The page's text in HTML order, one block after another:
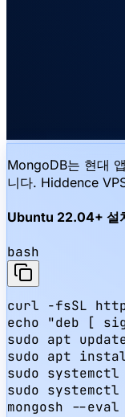
MongoDB는 현대
니다. Hiddence
Ubuntu 22.04+ 설
bash
curl -fsSL
echo "deb [
sudo apt
sudo apt
sudo systemctl
sudo systemctl
mongosh --